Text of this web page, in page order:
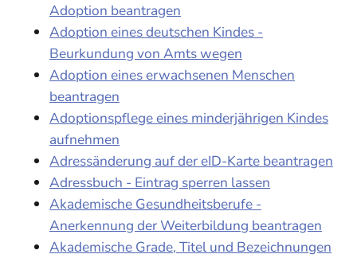
Adoption beantragen
Adoption eines deutschen Kindes -
Beurkundung von Amts wegen
Adoption eines erwachsenen Menschen
beantragen
Adoptionspflege eines minderjährigen Kindes
aufnehmen
Adressänderung auf der eID-Karte beantragen
Adressbuch - Eintrag sperren lassen
Akademische Gesundheitsberufe -
Anerkennung der Weiterbildung beantragen
Akademische Grade, Titel und Bezeichnungen